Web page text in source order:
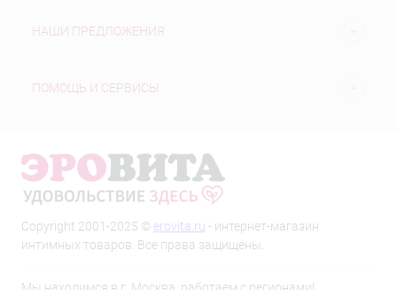
НАШИ ПРЕДЛОЖЕНИЯ
ПОМОЩЬ И СЕРВИСЫ
Copyright 2001-2025 © erovita.ru - интернет-магазин
интимных товаров. Все права защищены.